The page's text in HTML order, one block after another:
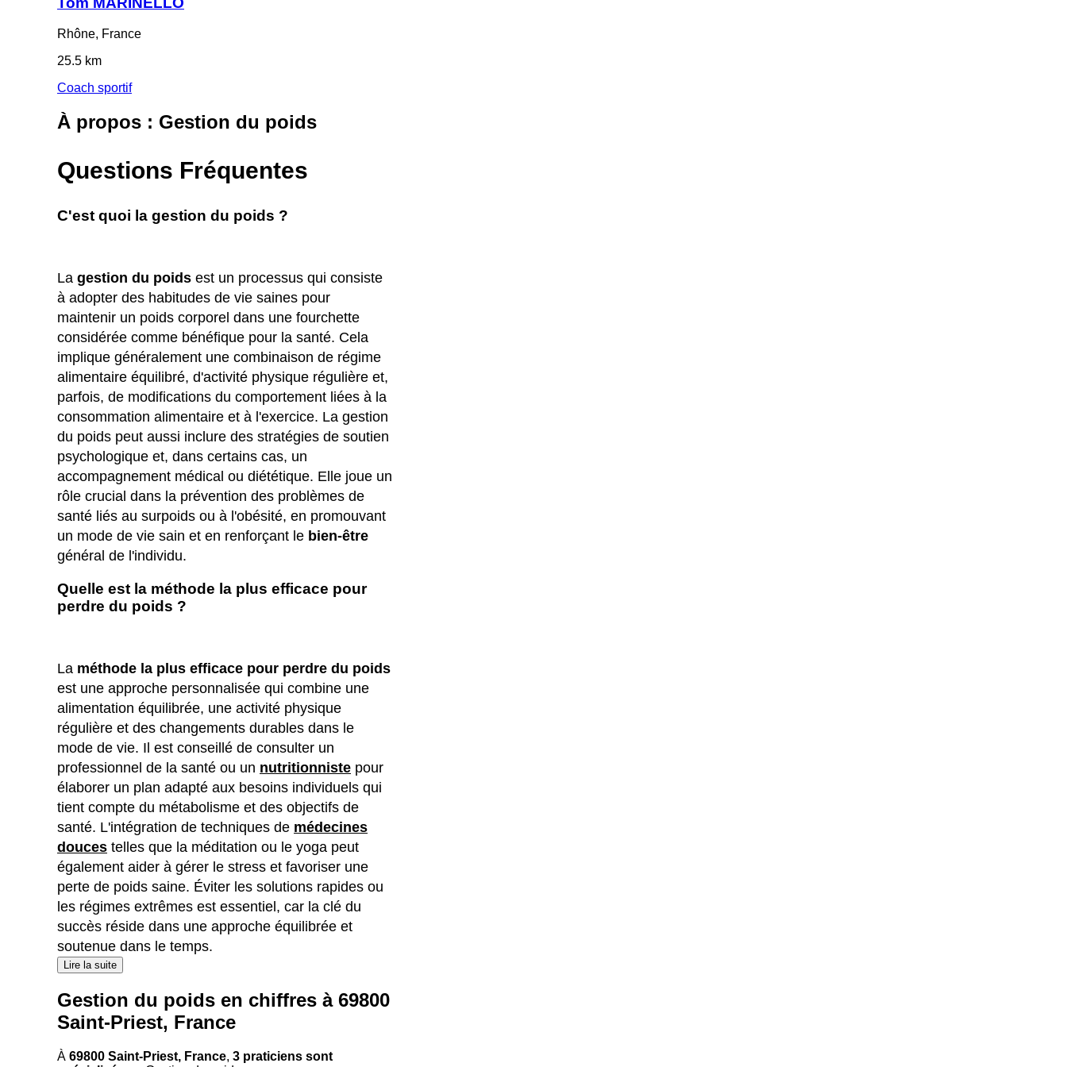
Rhône, France
25.5 km
Coach sportif
À propos : Gestion du poids
Questions Fréquentes
C'est quoi la gestion du poids ?
La gestion du poids est un processus qui consiste
à adopter des habitudes de vie saines pour
maintenir un poids corporel dans une fourchette
considérée comme bénéfique pour la santé. Cela
implique généralement une combinaison de régime
alimentaire équilibré, d'activité physique régulière et,
parfois, de modifications du comportement liées à la
consommation alimentaire et à l'exercice. La gestion
du poids peut aussi inclure des stratégies de soutien
psychologique et, dans certains cas, un
accompagnement médical ou diététique. Elle joue un
rôle crucial dans la prévention des problèmes de
santé liés au surpoids ou à l'obésité, en promouvant
un mode de vie sain et en renforçant le bien-être
général de l'individu.
Quelle est la méthode la plus efficace pour
perdre du poids ?
La méthode la plus efficace pour perdre du poids
est une approche personnalisée qui combine une
alimentation équilibrée, une activité physique
régulière et des changements durables dans le
mode de vie. Il est conseillé de consulter un
professionnel de la santé ou un nutritionniste pour
élaborer un plan adapté aux besoins individuels qui
tient compte du métabolisme et des objectifs de
santé. L'intégration de techniques de médecines
douces telles que la méditation ou le yoga peut
également aider à gérer le stress et favoriser une
perte de poids saine. Éviter les solutions rapides ou
les régimes extrêmes est essentiel, car la clé du
succès réside dans une approche équilibrée et
soutenue dans le temps.
Lire la suite
Gestion du poids en chiffres à 69800
Saint-Priest, France
À 69800 Saint-Priest, France, 3 praticiens sont